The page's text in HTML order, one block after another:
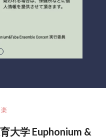
大学 Euphonium &